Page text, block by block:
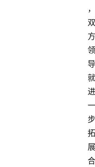
，
双
方
领
导
就
进
一
步
拓
展
合